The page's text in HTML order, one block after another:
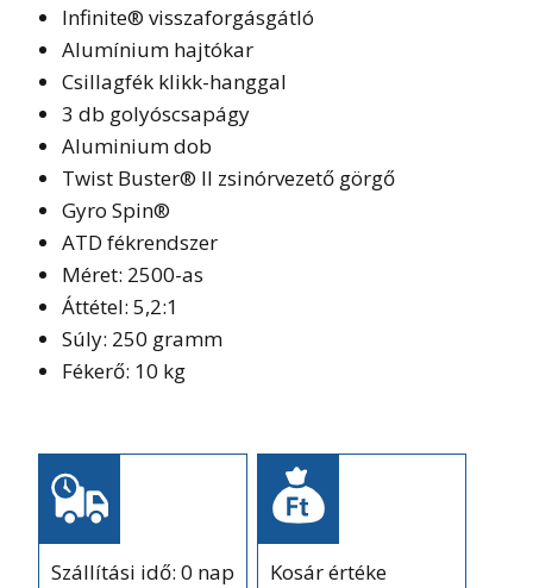
Infinite® visszaforgásgátló
Alumínium hajtókar
Csillagfék klikk-hanggal
3 db golyóscsapágy
Aluminium dob
Twist Buster® II zsinórvezető görgő
Gyro Spin®
ATD fékrendszer
Méret: 2500-as
Áttétel: 5,2:1
Súly: 250 gramm
Fékerő: 10 kg
Szállítási idő: 0 nap
Kosár értéke